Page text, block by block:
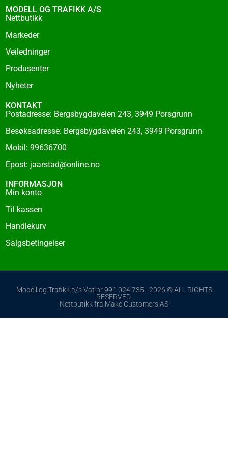
o
o
-
f
MODELL OG TRAFIKK A/S
Nettbutikk
Markeder
Veiledninger
Produsenter
Nyheter
KONTAKT
Postadresse: Bergsbygdaveien 243, 3949 Porsgrunn
Besøksadresse: Bergsbygdaveien 243, 3949 Porsgrunn
Mobil: 99636700
Epost: jaarstad@online.no
INFORMASJON
Min konto
Til kassen
Handlekurv
Salgsbetingelser
Modell og Trafikk a/s Vat nr 991 024 735 - 2026 © ALL RIGHTS
RESERVED.
Nettbutikk fra Make Customers AS